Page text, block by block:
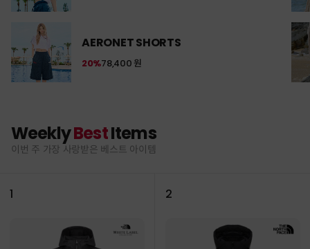
AERONET SHORTS
78,400 원
20%
WeeklyBestItems
이번 주 가장 사랑받은 베스트 아이템
1 2